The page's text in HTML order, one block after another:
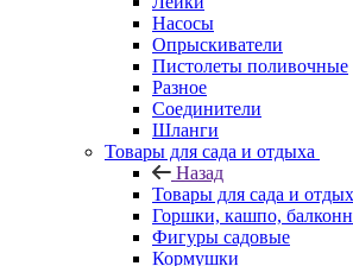
Насосы
Опрыскиватели
Пистолеты поливочные
Разное
Соединители
Шланги
Товары для сада и отдыха
Назад
Товары для сада и
Горшки, кашпо,
Фигуры садовые
Кормушки